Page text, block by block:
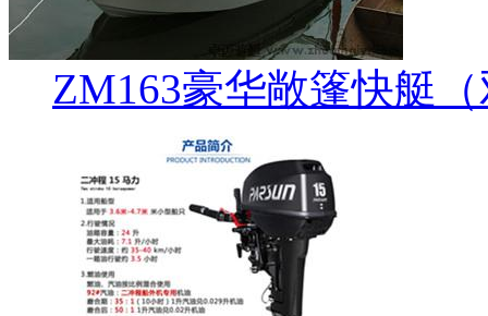
ZM163豪华敞篷快艇